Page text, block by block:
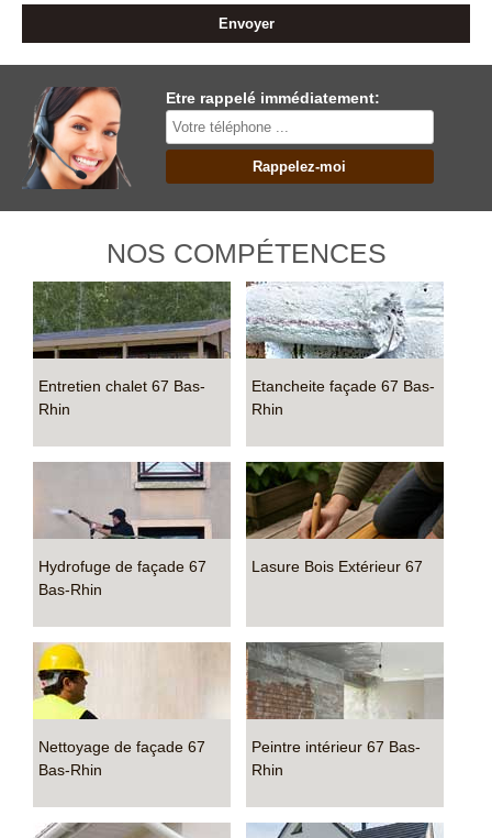
Etre rappelé immédiatement:
NOS COMPÉTENCES
Entretien chalet 67 Bas-
Rhin
Etancheite façade 67 Bas-
Rhin
Hydrofuge de façade 67
Bas-Rhin
Lasure Bois Extérieur 67
Nettoyage de façade 67
Bas-Rhin
Peintre intérieur 67 Bas-
Rhin